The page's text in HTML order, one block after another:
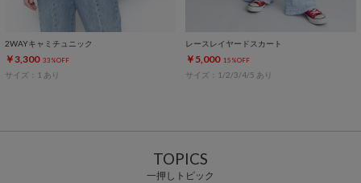
2WAYキャミチュニック
￥3,300 33%OFF
サイズ：1 あり
レースレイヤードスカート
￥5,000 15%OFF
サイズ：1/2/3/4/5 あり
TOPICS
一押しトピック